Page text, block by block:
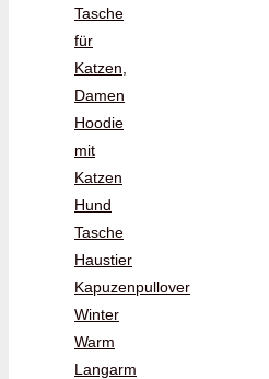
Tasche
für
Katzen,
Damen
Hoodie
mit
Katzen
Hund
Tasche
Haustier
Kapuzenpullover
Winter
Warm
Langarm